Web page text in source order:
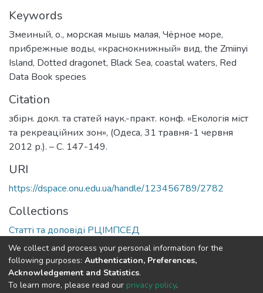
Keywords
Змеиный, о., морская мышь малая, Чёрное море,
прибрежные воды, «краснокнижный» вид, the Zmiinyi
Island, Dotted dragonet, Black Sea, coastal waters, Red
Data Book species
Citation
збірн. докл. та статей наук.-практ. конф. «Екологія міст
та рекреаційних зон», (Одеса, 31 травня-1 червня
2012 р.). – С. 147-149.
URI
https://dspace.onu.edu.ua/handle/123456789/2782
Collections
Статті та доповіді РЦІМПСЕД
Full item page
We collect and process your personal information for the
following purposes: Authentication, Preferences,
Acknowledgement and Statistics.
To learn more, please read our privacy policy.